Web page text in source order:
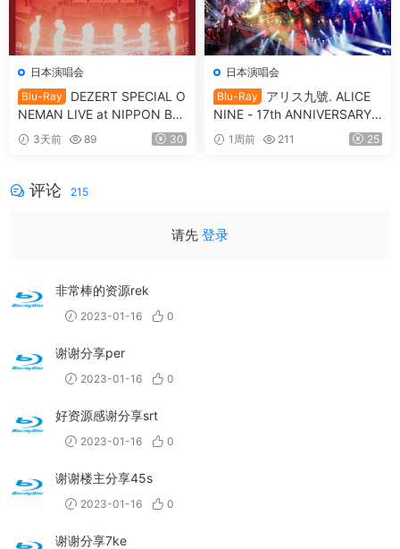
日本演唱会
Blu-Ray
DEZERT SPECIAL O
NEMAN LIVE at NIPPON BU
DOKAN Kimi no shinzou o sa
waru 「君の心臓を触る」[20
3天前 89 30
日本演唱会
Blu-Ray
アリス九號. ALICE
NINE - 17th ANNIVERSARY L
IVE 『17th THEATER』CD+B
D [2021.12.29] [BDISO 20.9
1周前 211 25
评论 215
请先 登录
非常棒的资源rek
2023-01-16 0
谢谢分享per
2023-01-16 0
好资源感谢分享srt
2023-01-16 0
谢谢楼主分享45s
2023-01-16 0
谢谢分享7ke